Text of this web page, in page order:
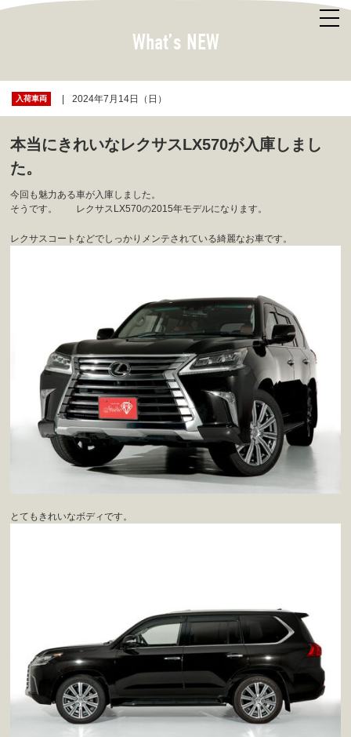
What’s NEW
入荷車両 2024年7月14日（日）
本当にきれいなレクサスLX570が入庫しまし
た。
今回も魅力ある車が入庫しました。
そうです。 レクサスLX570の2015年モデルになります。
レクサスコートなどでしっかりメンテされている綺麗なお車です。
とてもきれいなボディです。